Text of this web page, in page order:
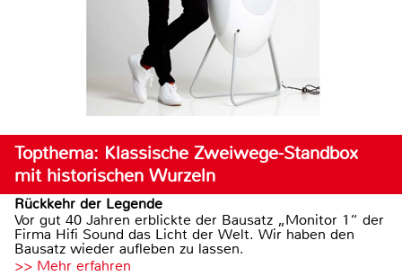
Topthema: Klassische Zweiwege-Standbox
mit historischen Wurzeln
Rückkehr der Legende
Vor gut 40 Jahren erblickte der Bausatz „Monitor 1“ der
Firma Hifi Sound das Licht der Welt. Wir haben den
Bausatz wieder aufleben zu lassen.
>> Mehr erfahren